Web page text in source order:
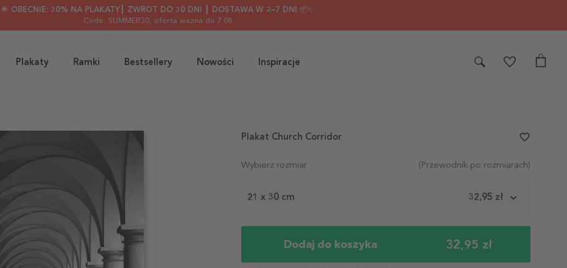
🌟 OBECNIE: 30% NA PLAKATY┃ ZWROT DO 30 DNI ┃ DOSTAWA W 2–7 DNI 📦✨
Code: SUMMER30, oferta ważna do 7.08
Plakaty Ramki Bestsellery Nowości Inspiracje
Wybierz rozmiar (Przewodnik po rozmiarach)
21 x 30 cm 32,95 zł
Dodaj do koszyka 32,95 zł
Plakat Church Corridor favorite_border